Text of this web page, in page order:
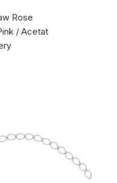
Rose
/ Acetat